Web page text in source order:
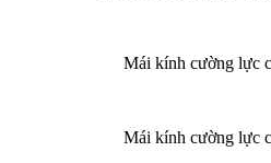
Mái kính cường lực
Mái kính cường lực